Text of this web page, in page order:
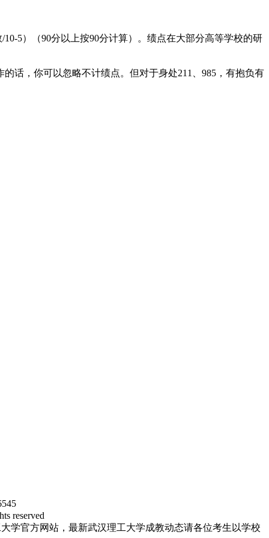
5）（90分以上按90分计算）。绩点在大部分高等学校的研
，你可以忽略不计绩点。但对于身处211、985，有抱负有
reserved
学官方网站，最新武汉理工大学成教动态请各位考生以学校